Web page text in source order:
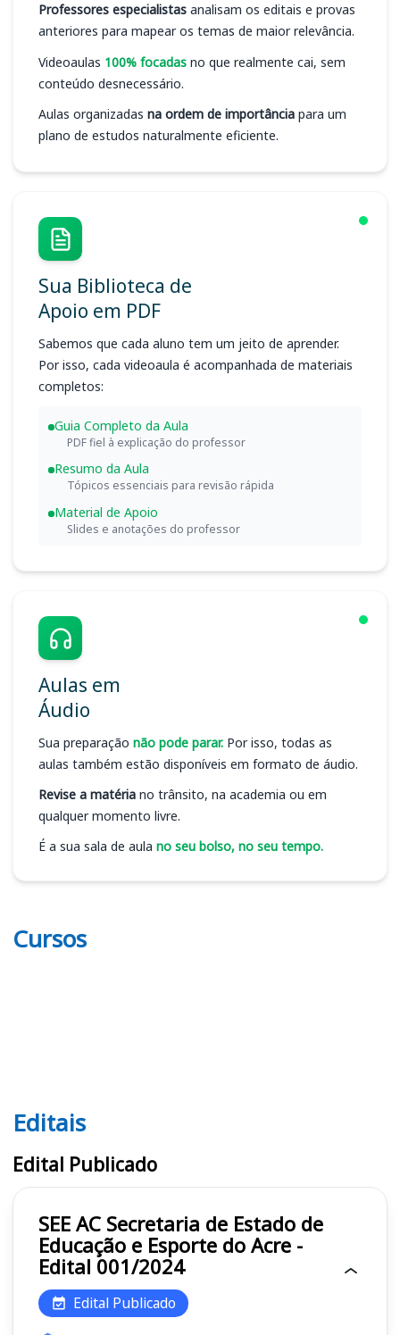
Professores especialistas analisam os editais e provas
anteriores para mapear os temas de maior relevância.
Videoaulas 100% focadas no que realmente cai, sem
conteúdo desnecessário.
Aulas organizadas na ordem de importância para um
plano de estudos naturalmente eficiente.
Sua Biblioteca de
Apoio em PDF
Sabemos que cada aluno tem um jeito de aprender.
Por isso, cada videoaula é acompanhada de materiais
completos:
Guia Completo da Aula
PDF fiel à explicação do professor
Resumo da Aula
Tópicos essenciais para revisão rápida
Material de Apoio
Slides e anotações do professor
Aulas em
Áudio
Sua preparação não pode parar. Por isso, todas as
aulas também estão disponíveis em formato de áudio.
Revise a matéria no trânsito, na academia ou em
qualquer momento livre.
É a sua sala de aula no seu bolso, no seu tempo.
Cursos
Editais SEE AC
Editais
Edital Publicado
SEE AC Secretaria de Estado de
Educação e Esporte do Acre -
Edital 001/2024
Edital Publicado